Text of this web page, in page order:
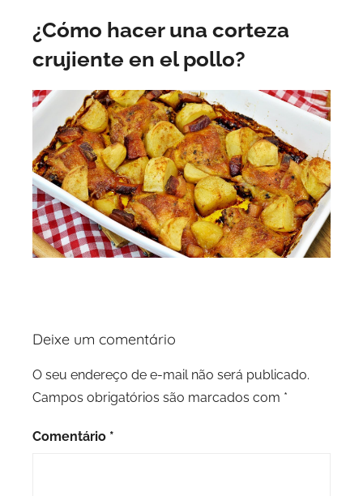
¿Cómo hacer una corteza
crujiente en el pollo?
Deixe um comentário
O seu endereço de e-mail não será publicado.
Campos obrigatórios são marcados com *
Comentário *